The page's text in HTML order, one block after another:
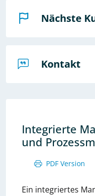
Nächste
Kontakt
Integrierte
und
PDF Version
Ein integriertes